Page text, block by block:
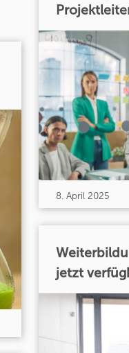
8. April 2025
jetzt